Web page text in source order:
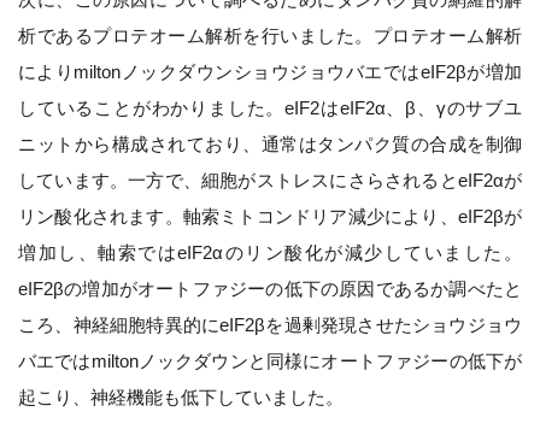
析であるプロテオーム解析を行いました。プロテオーム解析
によりmiltonノックダウンショウジョウバエではeIF2βが増加
していることがわかりました。eIF2はeIF2α、β、γのサブユ
ニットから構成されており、通常はタンパク質の合成を制御
しています。一方で、細胞がストレスにさらされるとeIF2αが
リン酸化されます。軸索ミトコンドリア減少により、eIF2βが
増加し、軸索ではeIF2αのリン酸化が減少していました。
eIF2βの増加がオートファジーの低下の原因であるか調べたと
ころ、神経細胞特異的にeIF2βを過剰発現させたショウジョウ
バエではmiltonノックダウンと同様にオートファジーの低下が
起こり、神経機能も低下していました。